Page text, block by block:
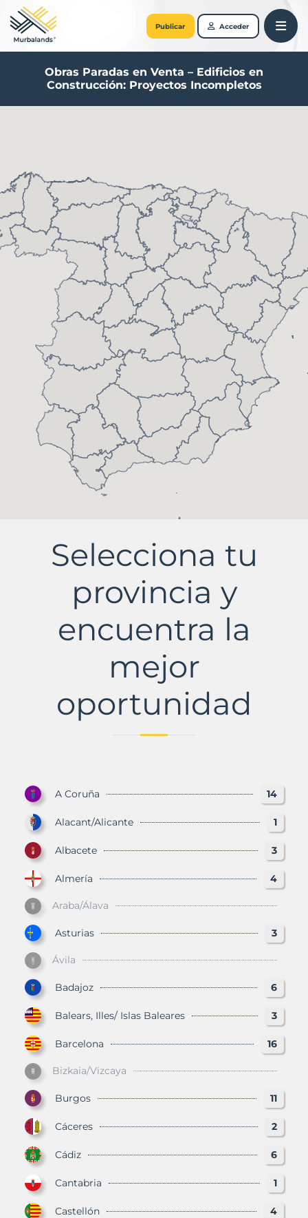
Publicar Acceder
Obras Paradas en Venta – Edificios en
Construcción: Proyectos Incompletos
Selecciona tu
provincia y
encuentra la
mejor
oportunidad
A Coruña 14
Alacant/Alicante 1
Albacete 3
Almería 4
Araba/Álava
Asturias 3
Ávila
Badajoz 6
Balears, Illes/ Islas Baleares 3
Barcelona 16
Bizkaia/Vizcaya
Burgos 11
Cáceres 2
Cádiz 6
Cantabria 1
Castellón 4